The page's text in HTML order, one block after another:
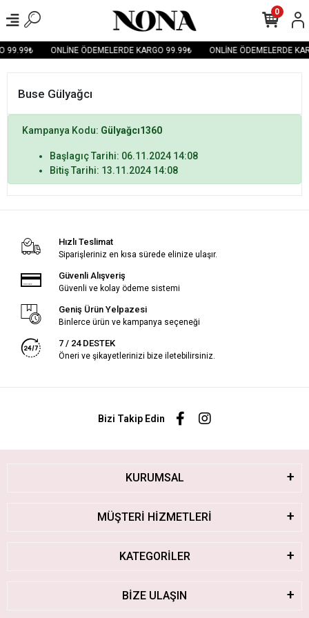
99.99₺ ONLİNE ÖDEMELERDE KARGO 99.99₺ ONLİNE ÖDEMELERDE
0
Buse Gülyağcı
Kampanya Kodu: Gülyağcı1360
Başlagıç Tarihi: 06.11.2024 14:08
Bitiş Tarihi: 13.11.2024 14:08
Hızlı Teslimat
Siparişleriniz en kısa sürede elinize ulaşır.
Güvenli Alışveriş
Güvenli ve kolay ödeme sistemi
Geniş Ürün Yelpazesi
Binlerce ürün ve kampanya seçeneği
7 / 24 DESTEK
Öneri ve şikayetlerinizi bize iletebilirsiniz.
Bizi Takip Edin
KURUMSAL
MÜŞTERİ HİZMETLERİ
KATEGORİLER
BİZE ULAŞIN